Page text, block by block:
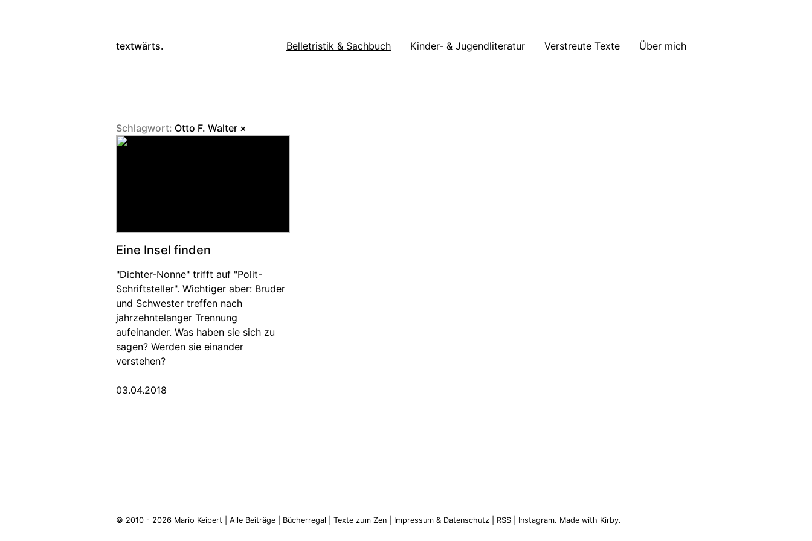
textwärts. Belletristik & Sachbuch Kinder- & Jugendliteratur Verstreute Texte Über mich
Schlagwort: Otto F. Walter ×
Eine Insel finden
"Dichter-Nonne" trifft auf "Polit-
Schriftsteller". Wichtiger aber: Bruder
und Schwester treffen nach
jahrzehntelanger Trennung
aufeinander. Was haben sie sich zu
sagen? Werden sie einander
verstehen?
03.04.2018
© 2010 - 2026 Mario Keipert Alle Beiträge Bücherregal Texte zum Zen Impressum & Datenschutz RSS Instagram. Made with Kirby.